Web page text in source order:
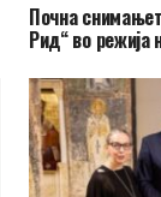
Почна
Рид“ во режија